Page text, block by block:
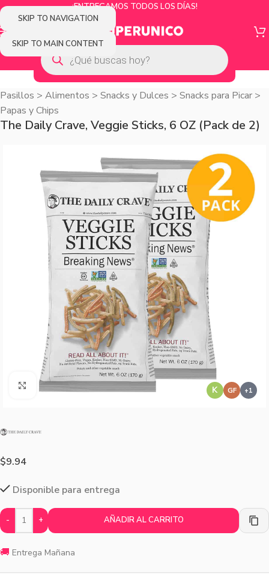
SKIP TO NAVIGATION
SKIP TO MAIN CONTENT
¡ENTREGAMOS TODOS LOS DÍAS!
Pasillos > Alimentos > Snacks y Dulces > Snacks para Picar >
Papas y Chips
The Daily Crave, Veggie Sticks, 6 OZ (Pack de 2)
K GF
Agrandar imagen
$9.94
Disponible para entrega
- + AÑADIR AL CARRITO
🚚 Entrega Mañana